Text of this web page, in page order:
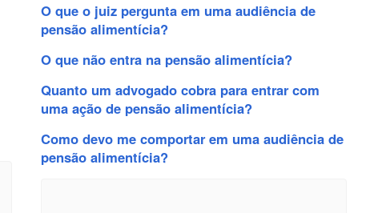
O que o juiz pergunta em uma audiência de
pensão alimentícia?
O que não entra na pensão alimentícia?
Quanto um advogado cobra para entrar com
uma ação de pensão alimentícia?
Como devo me comportar em uma audiência de
pensão alimentícia?